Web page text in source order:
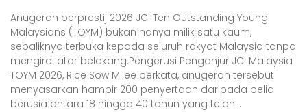
Anugerah berprestij 2026 JCI Ten Outstanding Young
Malaysians (TOYM) bukan hanya milik satu kaum,
sebaliknya terbuka kepada seluruh rakyat Malaysia tanpa
mengira latar belakang.Pengerusi Penganjur JCI Malaysia
TOYM 2026, Rice Sow Milee berkata, anugerah tersebut
menyasarkan hampir 200 penyertaan daripada belia
berusia antara 18 hingga 40 tahun yang telah...